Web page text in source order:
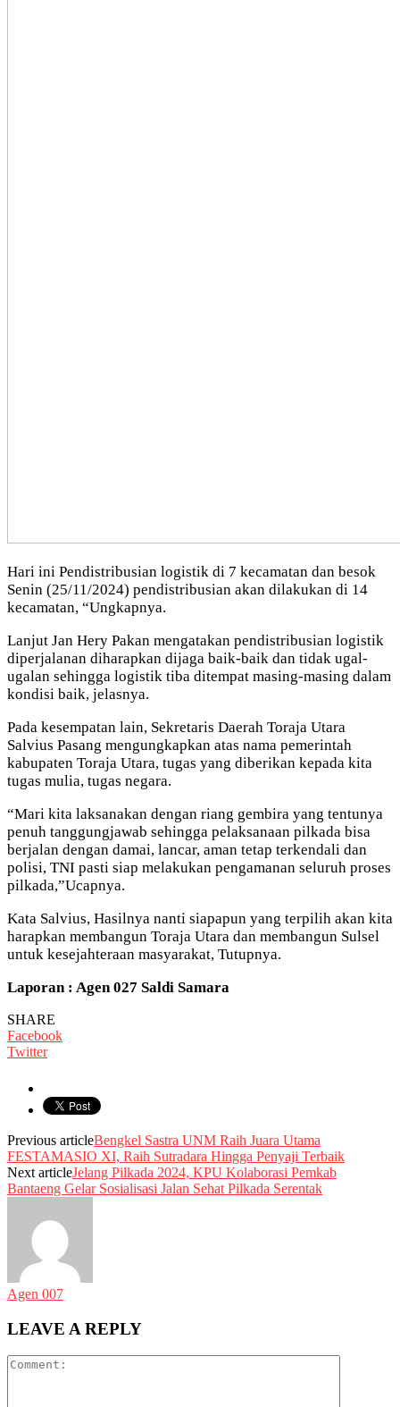
Hari ini Pendistribusian logistik di 7 kecamatan dan besok
Senin (25/11/2024) pendistribusian akan dilakukan di 14
kecamatan, “Ungkapnya.
Lanjut Jan Hery Pakan mengatakan pendistribusian logistik
diperjalanan diharapkan dijaga baik-baik dan tidak ugal-
ugalan sehingga logistik tiba ditempat masing-masing dalam
kondisi baik, jelasnya.
Pada kesempatan lain, Sekretaris Daerah Toraja Utara
Salvius Pasang mengungkapkan atas nama pemerintah
kabupaten Toraja Utara, tugas yang diberikan kepada kita
tugas mulia, tugas negara.
“Mari kita laksanakan dengan riang gembira yang tentunya
penuh tanggungjawab sehingga pelaksanaan pilkada bisa
berjalan dengan damai, lancar, aman tetap terkendali dan
polisi, TNI pasti siap melakukan pengamanan seluruh proses
pilkada,”Ucapnya.
Kata Salvius, Hasilnya nanti siapapun yang terpilih akan kita
harapkan membangun Toraja Utara dan membangun Sulsel
untuk kesejahteraan masyarakat, Tutupnya.
Laporan : Agen 027 Saldi Samara
SHARE
Facebook
Twitter
Previous articleBengkel Sastra UNM Raih Juara Utama
FESTAMASIO XI, Raih Sutradara Hingga Penyaji Terbaik
Next articleJelang Pilkada 2024, KPU Kolaborasi Pemkab
Bantaeng Gelar Sosialisasi Jalan Sehat Pilkada Serentak
Agen 007
LEAVE A REPLY